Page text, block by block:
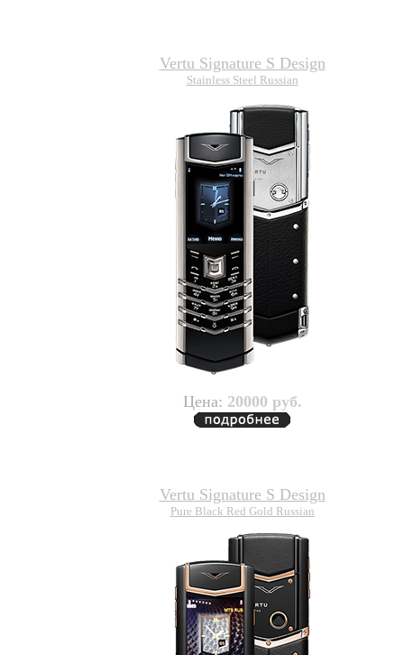
Vertu Signature S Design
Stainless Steel Russian
Цена: 20000 руб.
Vertu Signature S Design
Pure Black Red Gold Russian